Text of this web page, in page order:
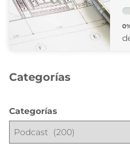
Categorías
Categorías